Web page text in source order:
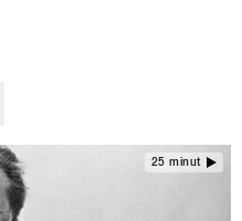
25 minut